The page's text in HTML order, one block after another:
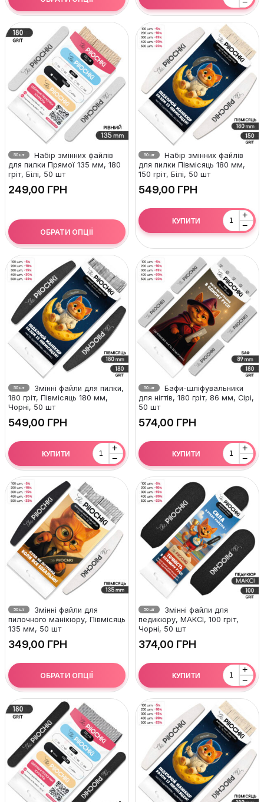
−
50 шт
Набір змінних файлів
для пилки Прямої 135 мм, 180
гріт, Білі, 50 шт
ГРН
ОБРАТИ ОПЦІЇ
50 шт
Набір змінних файлів
для пилки Півмісяць 180 мм,
150 гріт, Білі, 50 шт
ГРН
+
−
КУПИТИ
50 шт
Змінні файли для пилки,
180 гріт, Півмісяць 180 мм,
Чорні, 50 шт
ГРН
+
−
КУПИТИ
50 шт
Бафи-шліфувальники
для нігтів, 180 гріт, 86 мм, Сірі,
50 шт
ГРН
+
−
КУПИТИ
50 шт
Змінні файли для
пилочного манікюру, Півмісяць
135 мм, 50 шт
ГРН
ОБРАТИ ОПЦІЇ
50 шт
Змінні файли для
педикюру, МАКСІ, 100 гріт,
Чорні, 50 шт
ГРН
+
−
КУПИТИ